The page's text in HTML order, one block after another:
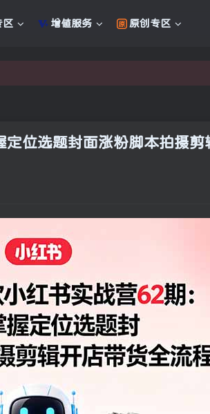
区 增值服务 原创专区
未来
位选题封面涨粉脚本拍摄剪